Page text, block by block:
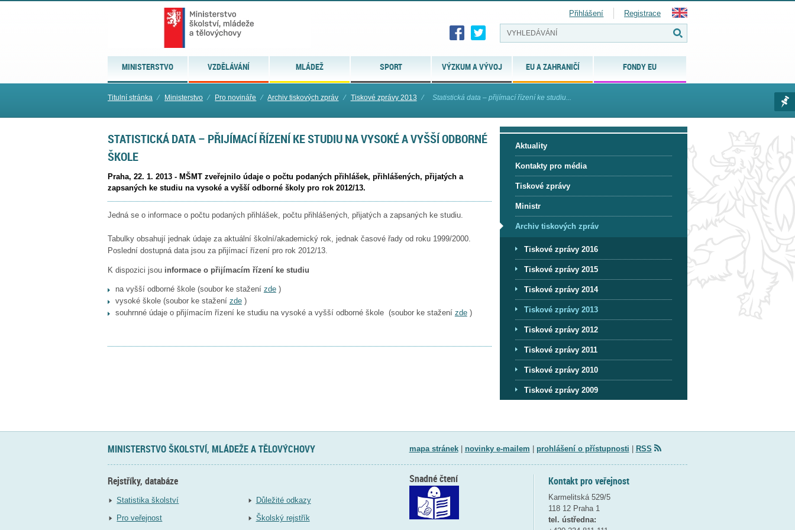
MINISTERSTVO VZDĚLÁVÁNÍ MLÁDEŽ SPORT VÝZKUM A VÝVOJ EU A ZAHRANIČÍ FONDY EU
Přihlášení Registrace
Titulní stránka ⁄ Ministerstvo ⁄ Pro novináře ⁄ Archiv tiskových zpráv ⁄ Tiskové zprávy 2013 ⁄ Statistická data – přijímací řízení ke studiu...
STATISTICKÁ DATA – PŘIJÍMACÍ ŘÍZENÍ KE STUDIU NA VYSOKÉ A VYŠŠÍ ODBORNÉ
ŠKOLE
Praha, 22. 1. 2013 - MŠMT zveřejnilo údaje o počtu podaných přihlášek, přihlášených, přijatých a
zapsaných ke studiu na vysoké a vyšší odborné školy pro rok 2012/13.
Jedná se o informace o počtu podaných přihlášek, počtu přihlášených, přijatých a zapsaných ke studiu.
Tabulky obsahují jednak údaje za aktuální školní/akademický rok, jednak časové řady od roku 1999/2000.
Poslední dostupná data jsou za přijímací řízení pro rok 2012/13.
K dispozici jsou informace o přijímacím řízení ke studiu
na vyšší odborné škole (soubor ke stažení zde)
vysoké škole (soubor ke stažení zde)
souhrnné údaje o přijímacím řízení ke studiu na vysoké a vyšší odborné škole (soubor ke stažení zde)
Aktuality
Kontakty pro média
Tiskové zprávy
Ministr
Archiv tiskových zpráv
Tiskové zprávy 2016
Tiskové zprávy 2015
Tiskové zprávy 2014
Tiskové zprávy 2013
Tiskové zprávy 2012
Tiskové zprávy 2011
Tiskové zprávy 2010
Tiskové zprávy 2009
MINISTERSTVO ŠKOLSTVÍ, MLÁDEŽE A TĚLOVÝCHOVY mapa stránek| novinky e-mailem prohlášení o přístupnosti RSS
Rejstříky, databáze
Statistika školství
Pro veřejnost
Důležité odkazy
Školský rejstřík
Kontakt pro veřejnost
Karmelitská 529/5
118 12 Praha 1
tel. ústředna:
Snadné čtení